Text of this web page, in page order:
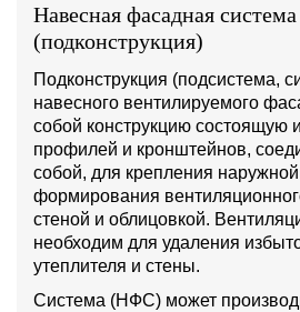
Навесная фасадная система
(подконструкция)
Подконструкция (подсистема,
навесного вентилируемого
собой конструкцию состоящую
профилей и кронштейнов,
собой, для крепления
формирования
стеной и облицовкой.
необходим для удаления
утеплителя и стены.
Система (НФС) может